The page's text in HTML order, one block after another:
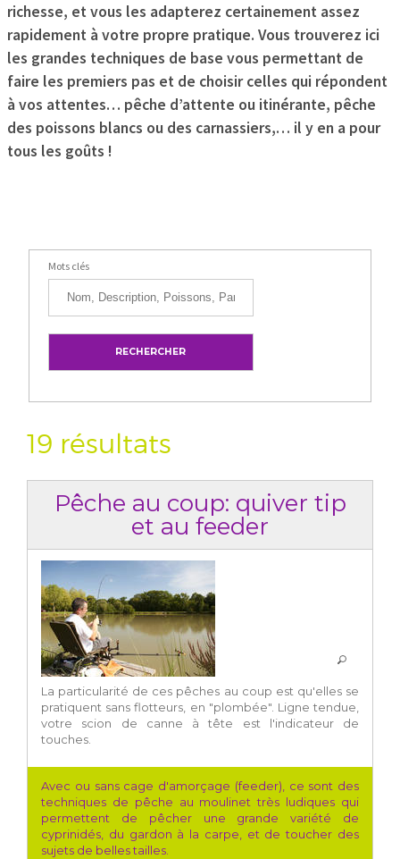
richesse, et vous les adapterez certainement assez
rapidement à votre propre pratique. Vous trouverez ici
les grandes techniques de base vous permettant de
faire les premiers pas et de choisir celles qui répondent
à vos attentes… pêche d’attente ou itinérante, pêche
des poissons blancs ou des carnassiers,… il y en a pour
tous les goûts !
Mots clés
19 résultats
Pêche au coup: quiver tip
et au feeder
La particularité de ces pêches au coup est qu'elles se
pratiquent sans flotteurs, en "plombée". Ligne tendue,
votre scion de canne à tête est l'indicateur de
touches.
Avec ou sans cage d'amorçage (feeder), ce sont des
techniques de pêche au moulinet très ludiques qui
permettent de pêcher une grande variété de
cyprinidés, du gardon à la carpe, et de toucher des
sujets de belles tailles.